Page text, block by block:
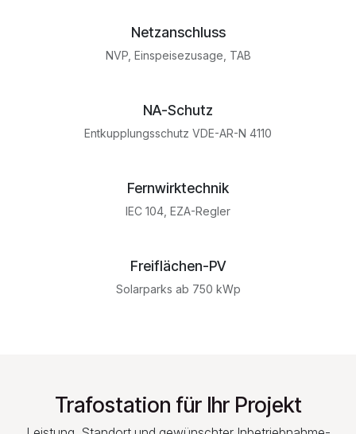
Netzanschluss
NVP, Einspeisezusage, TAB
NA-Schutz
Entkupplungsschutz VDE-AR-N 4110
Fernwirktechnik
IEC 104, EZA-Regler
Freiflächen-PV
Solarparks ab 750 kWp
Trafostation für Ihr Projekt